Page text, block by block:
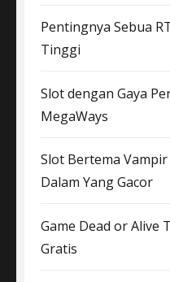
Pentingnya Sebua
Tinggi
Slot dengan Gaya
MegaWays
Slot Bertema
Dalam Yang Gacor
Game Dead or Alive
Gratis